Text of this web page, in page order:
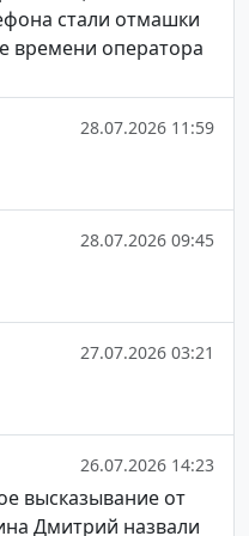
стали отмашки
времени оператора
28.07.2026 11:59
28.07.2026 09:45
27.07.2026 03:21
26.07.2026 14:23
высказывание от
Дмитрий назвали